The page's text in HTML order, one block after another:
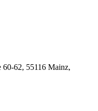
62, 55116 Mainz,